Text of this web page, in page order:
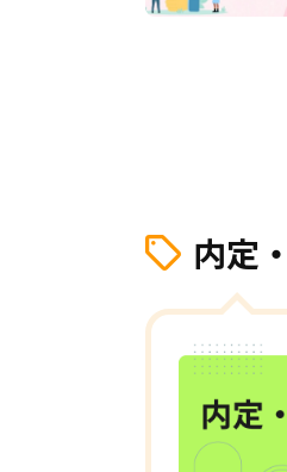
内定